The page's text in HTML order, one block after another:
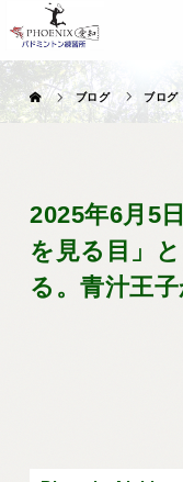
ブログ ブログ
2025年6月5
を見る目」
る。青汁王